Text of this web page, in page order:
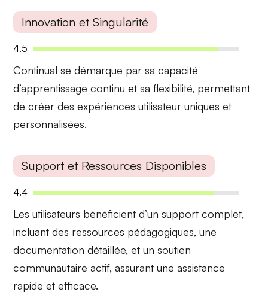
Innovation et Singularité
4.5
Continual se démarque par sacapacité
d’apprentissage continu et sa flexibilité, permettant
de créer des expériences utilisateur uniques et
personnalisées.
Support et Ressources Disponibles
4.4
Les utilisateurs bénéficient d’unsupport complet,
incluant des ressources pédagogiques, une
documentation détaillée, et un soutien
communautaire actif, assurant une assistance
rapide et efficace.